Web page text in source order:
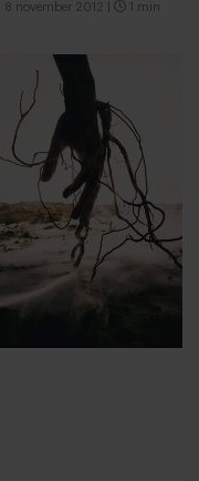
8 november 2012 1 min